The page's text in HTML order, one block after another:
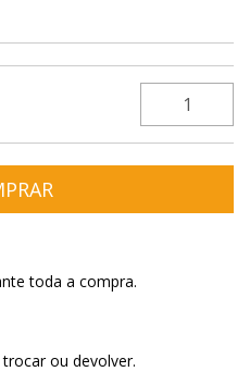
toda a compra.
ou devolver.